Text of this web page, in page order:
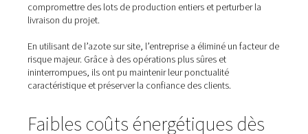
Lors de la fabrication de composites en fibres de
atteignent souvent 200 °C. Même des températures
100 °C peuvent déclencher une combustion. En
comprimé par de l’azote dans les autoclaves, Eligio Re
et les produits des clients.